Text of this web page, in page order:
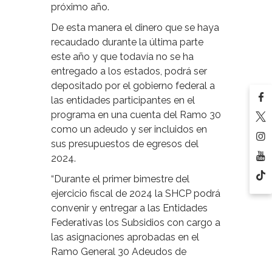
próximo año.
De esta manera el dinero que se haya
recaudado durante la última parte
este año y que todavía no se ha
entregado a los estados, podrá ser
depositado por el gobierno federal a
las entidades participantes en el
programa en una cuenta del Ramo 30
como un adeudo y ser incluidos en
sus presupuestos de egresos del
2024.
“Durante el primer bimestre del
ejercicio fiscal de 2024 la SHCP podrá
convenir y entregar a las Entidades
Federativas los Subsidios con cargo a
las asignaciones aprobadas en el
Ramo General 30 Adeudos de